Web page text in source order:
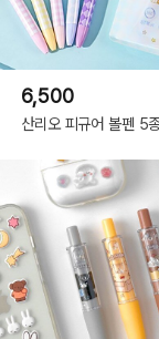
6,500
산리오 피규어 볼펜 5